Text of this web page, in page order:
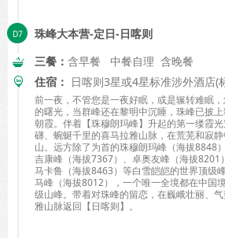
珠峰大本营-定日-日喀则
三餐： 含早餐 中餐自理 含晚餐
住宿： 日喀则3星或4星标准涉外酒店(
前一夜，不管您是一夜好眠，或是辗转难眠
的曙光，当群峰还在黎明中沉睡，珠峰已披
朝霞。伴着【珠穆朗玛峰】升起的第一缕霞
礴、蜿蜒千里的喜马拉雅山脉，在荒芜和寂
山。远方除了为首的珠穆朗玛峰（海拔8848
吉康峰（海拔7367）、卓奥友峰（海拔8201
马卡鲁（海拔8463）等白雪皑皑的世界顶级
马峰（海拔8012），一个唯一全境都在中国
级山峰。带着对珠峰的留恋，在巍峨壮丽、
雅山脉返回【日喀则】。